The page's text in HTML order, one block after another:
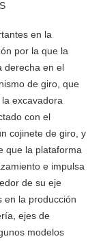
en la
por la que la
derecha en el
de giro, que
excavadora
con el
cojinete de giro, y
que la plataforma
e impulsa
de su eje
en la producción
ejes de
modelos